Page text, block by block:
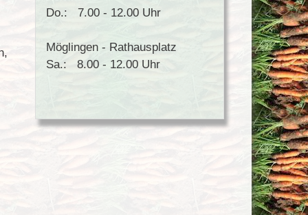
Do.: 7.00 - 12.00 Uhr
Möglingen - Rathausplatz
Sa.: 8.00 - 12.00 Uhr